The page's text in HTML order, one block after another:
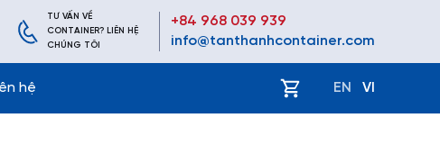
TƯ VẤN VỀ
CONTAINER? LIÊN HỆ
CHÚNG TÔI
+84 968 039 939
info@tanthanhcontainer.com
hệ EN VI